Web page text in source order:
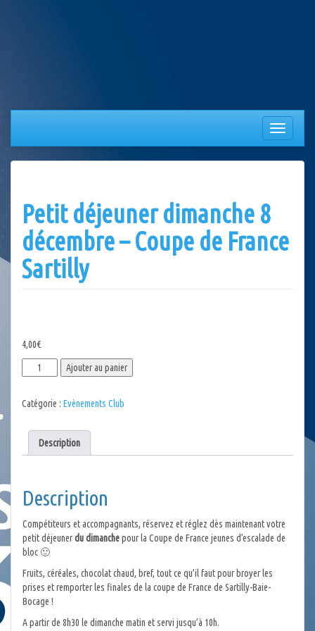
Afficher/
la
Petit déjeuner dimanche 8
décembre – Coupe de France
Sartilly
4,00€
quantité
de
déjeuner
décembre
de
France
Sartilly
Ajouter au panier
Catégorie : Evènements Club
Description
Description
Compétiteurs et accompagnants, réservez et réglez dès maintenant votre
petit déjeunerdu dimanchepour la Coupe de France jeunes d’escalade de
bloc 🙂
Fruits, céréales, chocolat chaud, bref, tout ce qu’il faut pour broyer les
prises et remporter les finales de la coupe de France de Sartilly-Baie-
Bocage !
A partir de 8h30 le dimanche matin et servi jusqu’à 10h.